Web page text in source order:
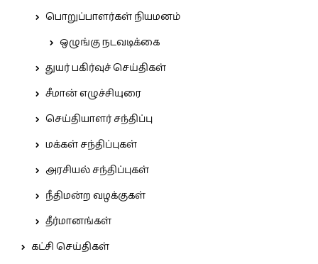
பொறுப்பாளர்கள் நியமனம்
ஒழுங்கு நடவடிக்கை
துயர் பகிர்வுச் செய்திகள்
சீமான் எழுச்சியுரை
செய்தியாளர் சந்திப்பு
மக்கள் சந்திப்புகள்
அரசியல் சந்திப்புகள்
நீதிமன்ற வழக்குகள்
தீர்மானங்கள்
கட்சி செய்திகள்